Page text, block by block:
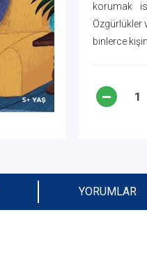
korumak
Özgürlükler
binlerce
YORUMLAR